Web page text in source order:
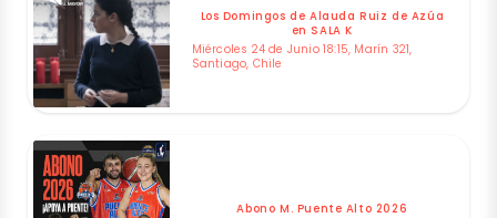
Los Domingos de Alauda Ruiz de Azúa
en SALA K
Miércoles 24 de Junio 18:15, Marín 321,
Santiago, Chile
Abono M. Puente Alto 2026